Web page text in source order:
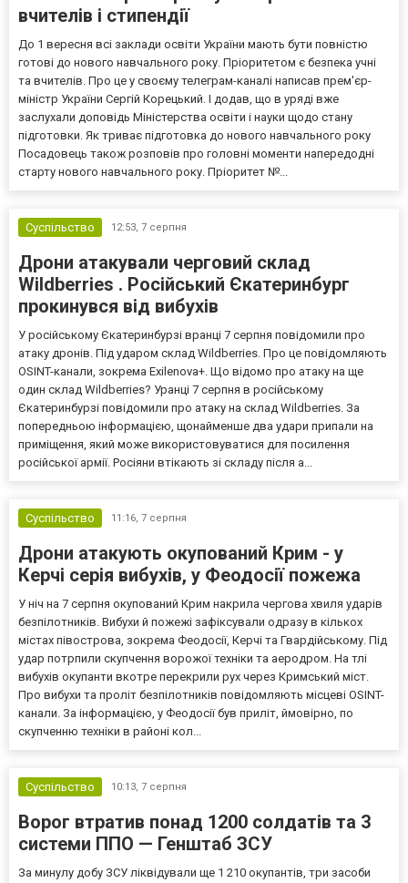
вчителів і стипендії
До 1 вересня всі заклади освіти України мають бути повністю
готові до нового навчального року. Пріоритетом є безпека учні
та вчителів. Про це у своєму телеграм-каналі написав прем'єр-
міністр України Сергій Корецький. І додав, що в уряді вже
заслухали доповідь Міністерства освіти і науки щодо стану
підготовки. Як триває підготовка до нового навчального року
Посадовець також розповів про головні моменти напередодні
старту нового навчального року. Пріоритет №...
Суспільство 12:53, 7 серпня
Дрони атакували черговий склад
Wildberries . Російський Єкатеринбург
прокинувся від вибухів
У російському Єкатеринбурзі вранці 7 серпня повідомили про
атаку дронів. Під ударом склад Wildberries. Про це повідомляють
OSINT-канали, зокрема Exilenova+. Що відомо про атаку на ще
один склад Wildberries? Уранці 7 серпня в російському
Єкатеринбурзі повідомили про атаку на склад Wildberries. За
попередньою інформацією, щонайменше два удари припали на
приміщення, який може використовуватися для посилення
російської армії. Росіяни втікають зі складу після а...
Суспільство 11:16, 7 серпня
Дрони атакують окупований Крим - у
Керчі серія вибухів, у Феодосії пожежа
У ніч на 7 серпня окупований Крим накрила чергова хвиля ударів
безпілотників. Вибухи й пожежі зафіксували одразу в кількох
містах півострова, зокрема Феодосії, Керчі та Гвардійському. Під
удар потрпили скупчення ворожої техніки та аеродром. На тлі
вибухів окупанти вкотре перекрили рух через Кримський міст.
Про вибухи та проліт безпілотників повідомляють місцеві OSINT-
канали. За інформацією, у Феодосії був приліт, ймовірно, по
скупченню техніки в районі кол...
Суспільство 10:13, 7 серпня
Ворог втратив понад 1200 солдатів та 3
системи ППО — Генштаб ЗСУ
За минулу добу ЗСУ ліквідували ще 1 210 окупантів, три засоби